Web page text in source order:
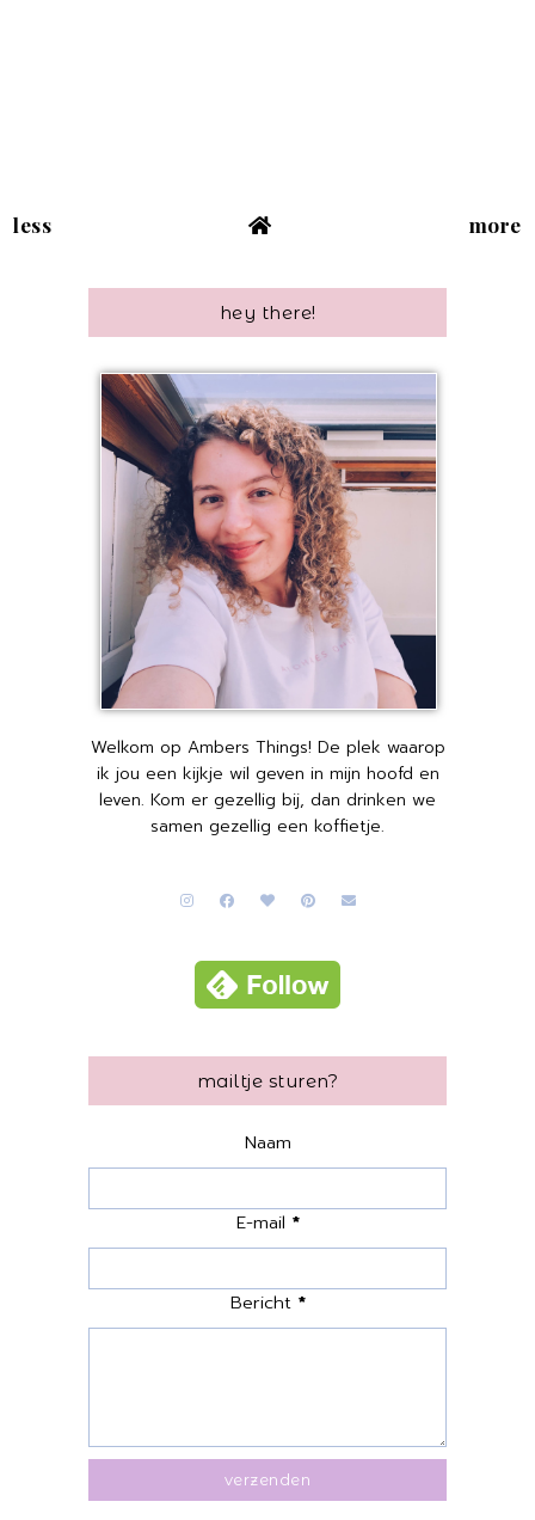
less more
hey there!
Welkom op Ambers Things! De plek waarop
ik jou een kijkje wil geven in mijn hoofd en
leven. Kom er gezellig bij, dan drinken we
samen gezellig een koffietje.
mailtje sturen?
Naam
E-mail *
Bericht *